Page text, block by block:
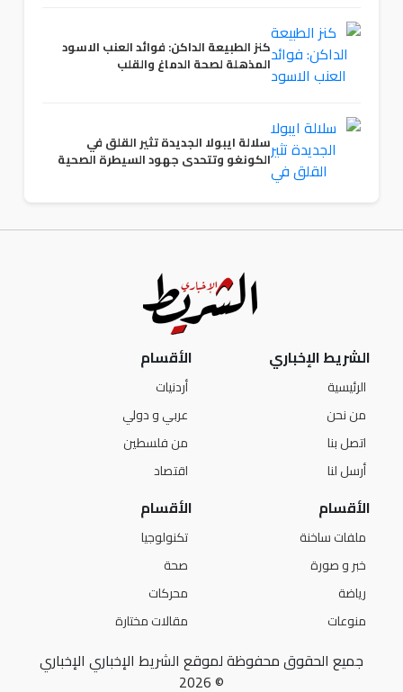
كنز الطبيعة الداكن: فوائد العنب الاسود
المذهلة لصحة الدماغ والقلب
سلالة ايبولا الجديدة تثير القلق في
الكونغو وتتحدى جهود السيطرة الصحية
الشريط الإخباري
الرئيسية
من نحن
اتصل بنا
أرسل لنا
الأقسام
أردنيات
عربي و دولي
من فلسطين
اقتصاد
الأقسام
ملفات ساخنة
خبر و صورة
رياضة
منوعات
الأقسام
تكنولوجيا
صحة
محركات
مقالات مختارة
جميع الحقوق محفوظة لموقع الشريط الإخباري الإخباري
© 2026